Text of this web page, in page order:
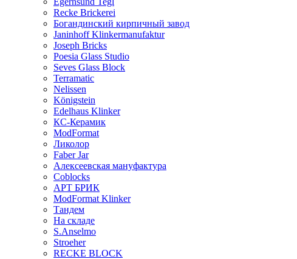
Recke Brickerei
Богандинский кирпичный завод
Janinhoff Klinkermanufaktur
Joseph Bricks
Poesia Glass Studio
Seves Glass Block
Terramatic
Nelissen
Königstein
Edelhaus Klinker
КС-Керамик
ModFormat
Ликолор
Faber Jar
Алексеевская мануфактура
Coblocks
АРТ БРИК
ModFormat Klinker
Тандем
На складе
S.Anselmo
Stroeher
RECKE BLOCK